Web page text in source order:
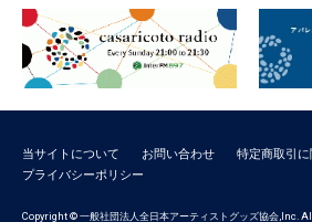
当サイトについて お問い合わせ
特定商取引
プライバシーポリシー
Copyright © 一般社団法人全日本アーティストグッズ協会,Inc.